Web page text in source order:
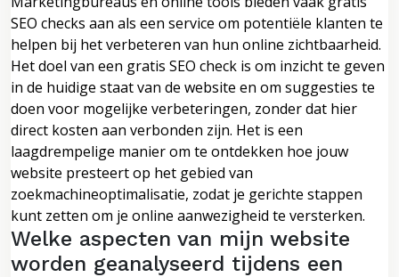
SEO checks aan als een service om potentiële klanten te
helpen bij het verbeteren van hun online zichtbaarheid.
Het doel van een gratis SEO check is om inzicht te geven
in de huidige staat van de website en om suggesties te
doen voor mogelijke verbeteringen, zonder dat hier
direct kosten aan verbonden zijn. Het is een
laagdrempelige manier om te ontdekken hoe jouw
website presteert op het gebied van
zoekmachineoptimalisatie, zodat je gerichte stappen
kunt zetten om je online aanwezigheid te versterken.
Welke aspecten van mijn website
worden geanalyseerd tijdens een